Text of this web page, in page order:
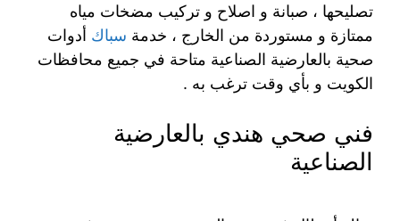
تصليحها ، صبانة و اصلاح و تركيب مضخات مياه
ممتازة و مستوردة من الخارج ، خدمة سباك أدوات
صحية بالعارضية الصناعية متاحة في جميع محافظات
الكويت و بأي وقت ترغب به .
فني صحي هندي بالعارضية
الصناعية